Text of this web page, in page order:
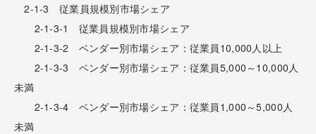
2-1-3 従業員規模別市場シェア
2-1-3-1 従業員規模別市場シェア
2-1-3-2 ベンダー別市場シェア：従業員10,000人以上
2-1-3-3 ベンダー別市場シェア：従業員5,000～10,000人
未満
2-1-3-4 ベンダー別市場シェア：従業員1,000～5,000人
未満